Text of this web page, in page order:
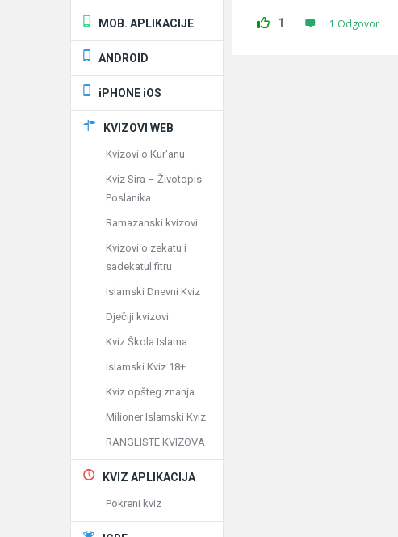
1 1 Odgovor
MOB. APLIKACIJE
ANDROID
iPHONE iOS
KVIZOVI WEB
Kvizovi o Kur'anu
Kviz Sira – Životopis
Poslanika
Ramazanski kvizovi
Kvizovi o zekatu i
sadekatul fitru
Islamski Dnevni Kviz
Dječiji kvizovi
Kviz Škola Islama
Islamski Kviz 18+
Kviz opšteg znanja
Milioner Islamski Kviz
RANGLISTE KVIZOVA
KVIZ APLIKACIJA
Pokreni kviz